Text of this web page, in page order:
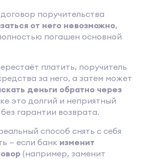
поручительства
от него невозможно,
погашен основной
платить, поручитель
за него, а затем может
деньги обратно через
это долгий и неприятный
гарантии возврата.
способ снять с себя
— если банк изменит
(например, заменит